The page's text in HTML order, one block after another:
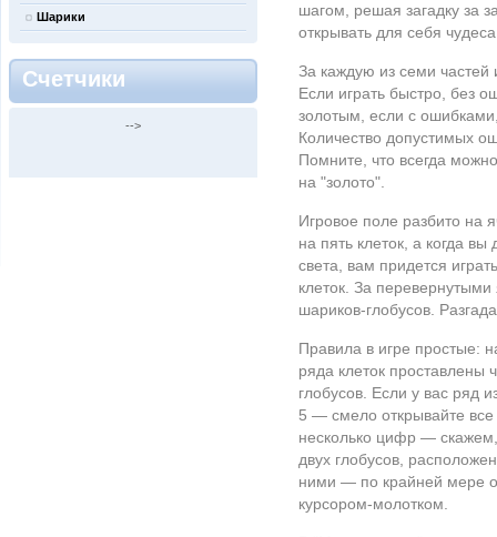
Шарики
Счетчики
-->
шагом, решая загадку за
открывать для себя
За каждую из семи
Если играть быстро, без
золотым, если с
Количество допустимых
Помните, что всегда
на "золото".
Игровое поле разбито на
на пять клеток, а когда
света, вам придется
клеток. За
шариков-глобусов .
Правила в игре простые:
ряда клеток проставлены
глобусов. Если у вас ряд
5 — смело открывайте
несколько цифр — скажем,
двух глобусов,
ними — по крайней мере
курсором-молотком